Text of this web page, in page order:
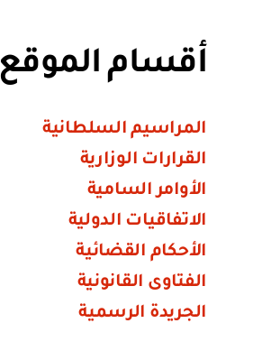
أقسام الموقع
المراسيم السلطانية
القرارات الوزارية
الأوامر السامية
الاتفاقيات الدولية
الأحكام القضائية
الفتاوى القانونية
الجريدة الرسمية